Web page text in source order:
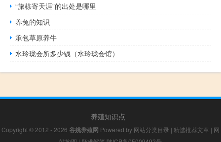
“旅榇寄天涯”的出处是哪里
养兔的知识
承包草原养牛
水玲珑会所多少钱（水玲珑会馆）
养殖知识点
Copyright © 2012 - 2026 谷姚养殖网 Powered by 网站分类目录 | 精选推荐文章 | 网